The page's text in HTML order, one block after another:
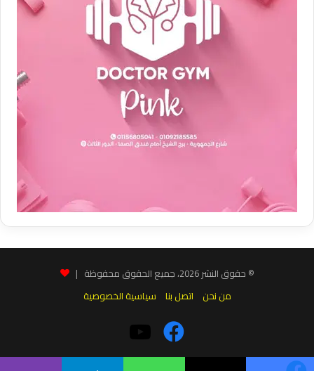
© حقوق النشر 2026، جميع الحقوق محفوظة |
من نحن
اتصل بنا سياسية الخصوصية
فيسبوك